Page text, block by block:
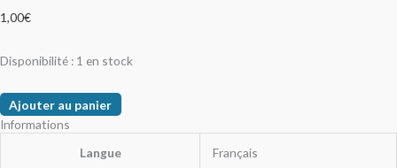
1,00€
Disponibilité : 1 en stock
Ajouter au panier
Informations
Langue
Français